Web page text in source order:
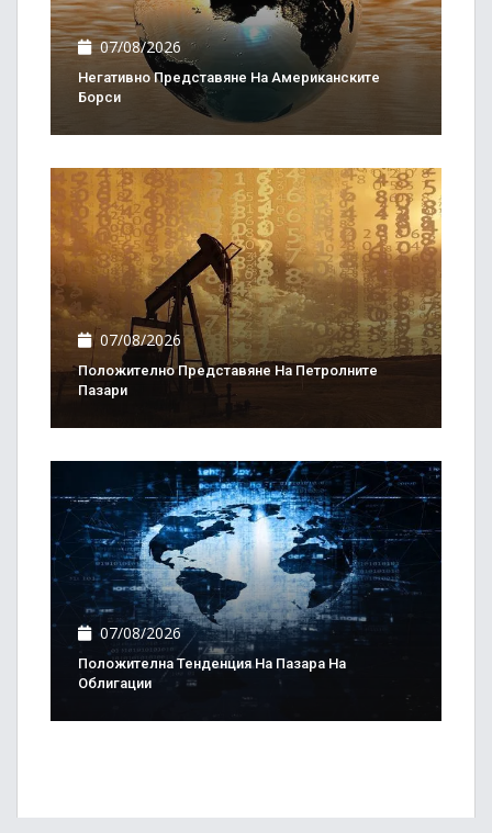
07/08/2026
Негативно Представяне На Американските
Борси
07/08/2026
Положително Представяне На Петролните
Пазари
07/08/2026
Положителна Тенденция На Пазара На
Облигации